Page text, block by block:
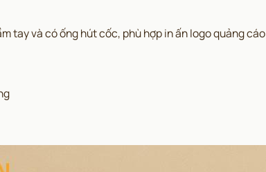
tay và có ống hút cốc, phù hợp in ấn logo quảng cáo